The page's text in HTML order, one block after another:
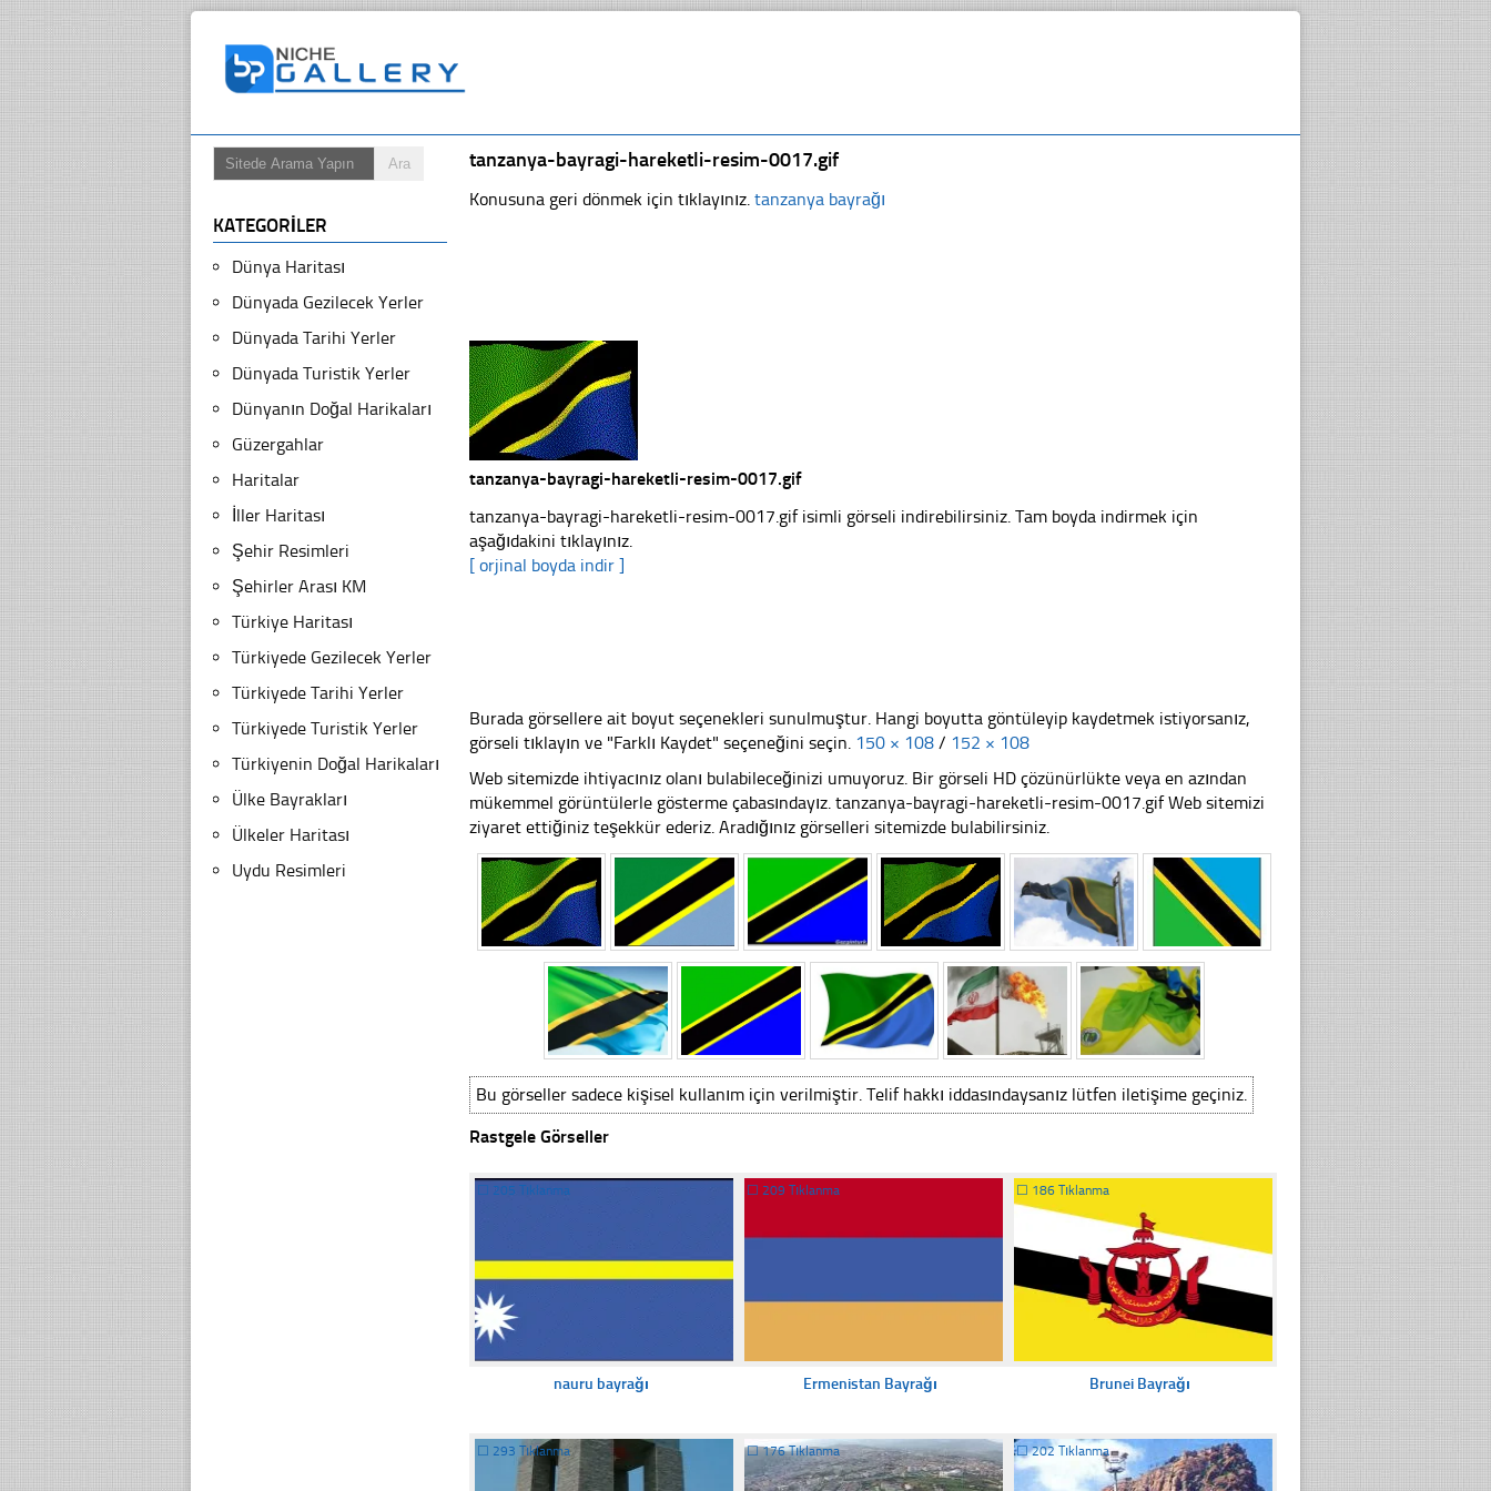
tanzanya-bayragi-hareketli-resim-0017.gif
Konusuna geri dönmek için tıklayınız.tanzanya bayrağı
tanzanya-bayragi-hareketli-resim-0017.gif
tanzanya-bayragi-hareketli-resim-0017.gif isimli görseli indirebilirsiniz. Tam boyda indirmek için
aşağıdakini tıklayınız.
[ orjinal boyda indir ]
Burada görsellere ait boyut seçenekleri sunulmuştur. Hangi boyutta göntüleyip kaydetmek istiyorsanız,
görseli tıklayın ve "Farklı Kaydet" seçeneğini seçin. 150 × 108 / 152 × 108
Web sitemizde ihtiyacınız olanı bulabileceğinizi umuyoruz. Bir görseli HD çözünürlükte veya en azından
mükemmel görüntülerle gösterme çabasındayız. tanzanya-bayragi-hareketli-resim-0017.gif Web sitemizi
ziyaret ettiğiniz teşekkür ederiz. Aradığınız görselleri sitemizde bulabilirsiniz.
Bu görseller sadece kişisel kullanım için verilmiştir. Telif hakkı iddasındaysanız lütfen iletişime geçiniz.
Rastgele Görseller
☐ 205 Tıklanma
nauru bayrağı
☐ 209 Tıklanma
Ermenistan Bayrağı
☐ 186 Tıklanma
Brunei Bayrağı
☐ 293 Tıklanma ☐176 Tıklanma ☐202 Tıklanma
KATEGORILER
Dünya Haritası
Dünyada Gezilecek Yerler
Dünyada Tarihi Yerler
Dünyada Turistik Yerler
Dünyanın Doğal Harikaları
Güzergahlar
Haritalar
İller Haritası
Şehir Resimleri
Şehirler Arası KM
Türkiye Haritası
Türkiyede Gezilecek Yerler
Türkiyede Tarihi Yerler
Türkiyede Turistik Yerler
Türkiyenin Doğal Harikaları
Ülke Bayrakları
Ülkeler Haritası
Uydu Resimleri